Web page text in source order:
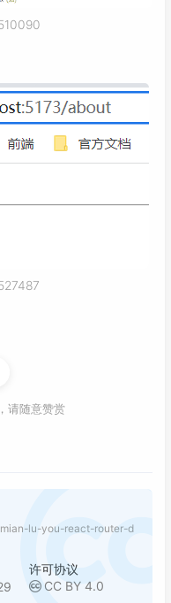
请随意赞赏
lu-you-react-router-d
许可协议
CC BY 4.0